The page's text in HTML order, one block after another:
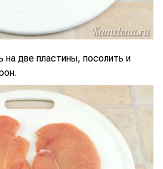
на две пластины, посолить и